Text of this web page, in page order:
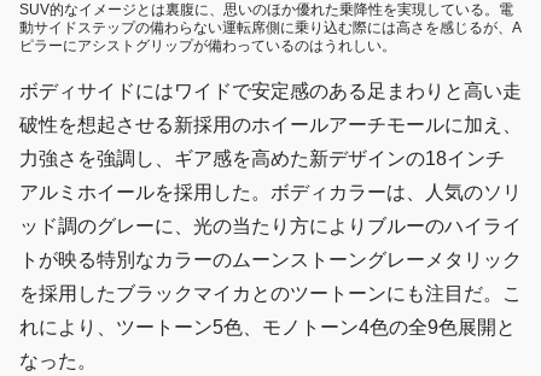
SUV的なイメージとは裏腹に、思いのほか優れた乗降性を実現している。電
動サイドステップの備わらない運転席側に乗り込む際には高さを感じるが、A
ピラーにアシストグリップが備わっているのはうれしい。
ボディサイドにはワイドで安定感のある足まわりと高い走
破性を想起させる新採用のホイールアーチモールに加え、
力強さを強調し、ギア感を高めた新デザインの18インチ
アルミホイールを採用した。ボディカラーは、人気のソリ
ッド調のグレーに、光の当たり方によりブルーのハイライ
トが映る特別なカラーのムーンストーングレーメタリック
を採用したブラックマイカとのツートーンにも注目だ。こ
れにより、ツートーン5色、モノトーン4色の全9色展開と
なった。